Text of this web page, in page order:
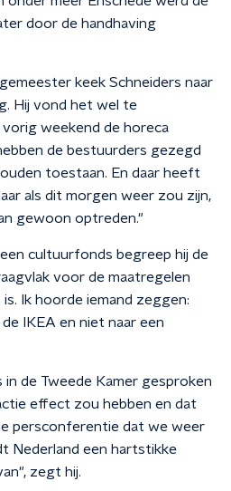
door de handhaving
keek Schneiders naar
Hij vond het wel te
weekend de horeca
de bestuurders gezegd
toestaan. En daar heeft
als dit morgen weer zou zijn,
gewoon optreden."
cultuurfonds begreep hij de
voor de maatregelen
Ik hoorde iemand zeggen:
IKEA en niet naar een
de Tweede Kamer gesproken
effect zou hebben en dat
persconferentie dat we weer
Nederland een hartstikke
zegt hij.